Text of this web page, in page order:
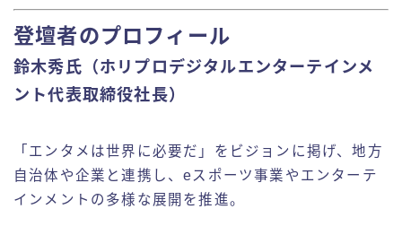
登壇者のプロフィール
鈴木秀氏（ホリプロデジタルエンターテインメ
ント代表取締役社長）
「エンタメは世界に必要だ」をビジョンに掲げ、地方
自治体や企業と連携し、eスポーツ事業やエンターテ
インメントの多様な展開を推進。